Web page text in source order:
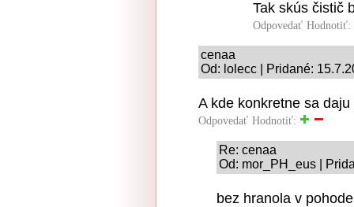
Tak skús čistič
Odpovedať Hodnotiť:
cenaa
Od: lolecc | Pridané:
A kde konkretne sa
Odpovedať Hodnotiť:
Re: cenaa
Od: mor_PH_eus |
bez hranola v